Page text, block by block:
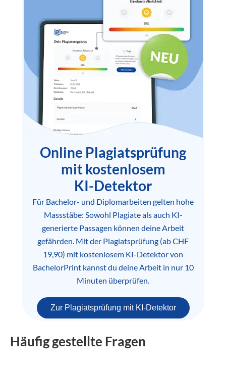
Online Plagiatsprüfung
mit kostenlosem
KI-Detektor
Für Bachelor- und Diplomarbeiten gelten hohe
Massstäbe: Sowohl Plagiate als auch KI-
generierte Passagen können deine Arbeit
gefährden. Mit der Plagiatsprüfung (ab CHF
19,90) mit kostenlosem KI-Detektor von
BachelorPrint kannst du deine Arbeit in nur 10
Minuten überprüfen.
Zur Plagiatsprüfung mit KI-Detektor
Häufig gestellte Fragen